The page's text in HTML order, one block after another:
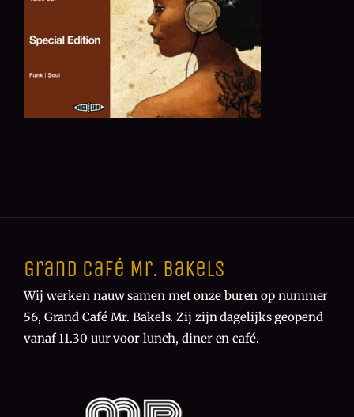
Grand Café Mr. Bakels
Wij werken nauw samen met onze buren op nummer
56, Grand Café Mr. Bakels. Zij zijn dagelijks geopend
vanaf 11.30 uur voor lunch, diner en café.